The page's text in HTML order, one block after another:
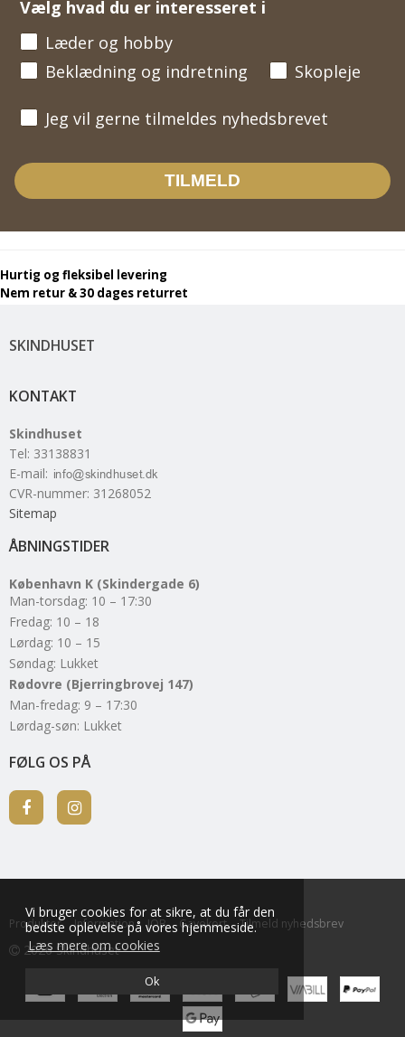
Vi bruger cookies for at sikre, at du får den
bedste oplevelse på vores hjemmeside.
Læs mere om cookies
Ok
SKINDHUSET
KONTAKT
Skindhuset
Tel: 33138831
E-mail:
CVR-nummer: 31268052
Sitemap
ÅBNINGSTIDER
København K (Skindergade 6)
Man-torsdag: 10 – 17:30
Fredag: 10 – 18
Lørdag: 10 – 15
Søndag: Lukket
Rødovre (Bjerringbrovej 147)
Man-fredag: 9 – 17:30
Lørdag-søn: Lukket
FØLG OS PÅ
Produkter Information JOB Gavekort Tilmeld nyhedsbrev
2026 Skindhuset
Vælg hvad du er interesseret i
Læder og hobby
Beklædning og indretning
Skopleje
Jeg vil gerne tilmeldes nyhedsbrevet
Jeg vil gerne tilmeldes nyhedsbrevet
TILMELD
Hurtig og fleksibel levering
Nem retur & 30 dages returret